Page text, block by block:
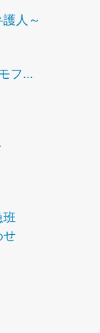
人～
フ...
班
せ